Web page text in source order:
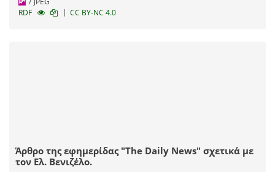
RDF
| CC BY-NC 4.0
Άρθρο της εφημερίδας "The Daily News" σχετικά με
τον Ελ. Βενιζέλο.